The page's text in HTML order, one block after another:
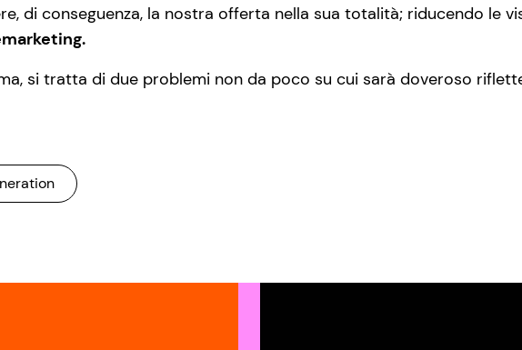
di conseguenza, la nostra offerta nella sua totalità; riducendo le
si tratta di due problemi non da poco su cui sarà doveroso